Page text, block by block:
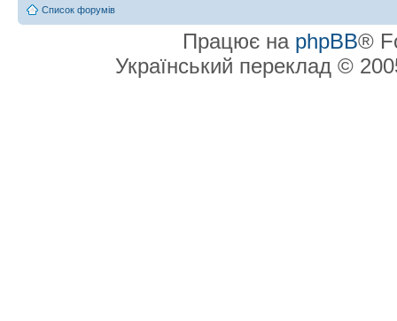
Список форумів
Працює на phpBB®
Український переклад ©